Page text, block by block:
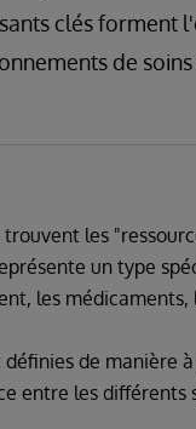
clés forment
de
les
un type
les
définies de manière
entre les différents